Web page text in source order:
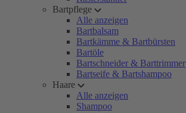
Bartpflege
Alle anzeigen
Bartbalsam
Bartkämme & Bartbürsten
Bartöle
Bartschneider & Barttrimmer
Bartseife & Bartshampoo
Haare
Alle anzeigen
Shampoo